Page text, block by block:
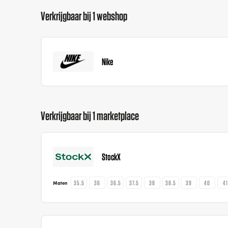
Verkrijgbaar bij 1 webshop
Nike
Verkrijgbaar bij 1 marketplace
StockX
Maten 35.5 36 36.5 37.5 38 38.5 39 40 41